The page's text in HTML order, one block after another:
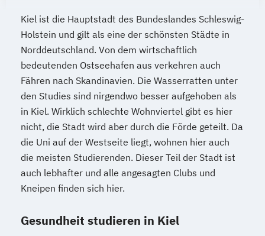
Kiel ist die Hauptstadt des Bundeslandes Schleswig-
Holstein und gilt als eine der schönsten Städte in
Norddeutschland. Von dem wirtschaftlich
bedeutenden Ostseehafen aus verkehren auch
Fähren nach Skandinavien. Die Wasserratten unter
den Studies sind nirgendwo besser aufgehoben als
in Kiel. Wirklich schlechte Wohnviertel gibt es hier
nicht, die Stadt wird aber durch die Förde geteilt. Da
die Uni auf der Westseite liegt, wohnen hier auch
die meisten Studierenden. Dieser Teil der Stadt ist
auch lebhafter und alle angesagten Clubs und
Kneipen finden sich hier.
Gesundheit studieren in Kiel